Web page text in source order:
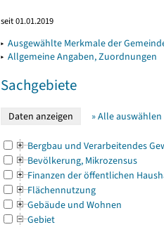
seit 01.01.2019
▸ Ausgewählte Merkmale der
▸ Allgemeine Angaben, Zuordnungen
Sachgebiete
» Alle
Bergbau und Verarbeitendes
Bevölkerung, Mikrozensus
Finanzen der öffentlichen
Flächennutzung
Gebäude und Wohnen
Gebiet